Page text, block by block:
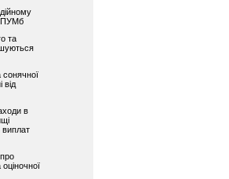
ПУМб
та
сонячної
від
в
виплат